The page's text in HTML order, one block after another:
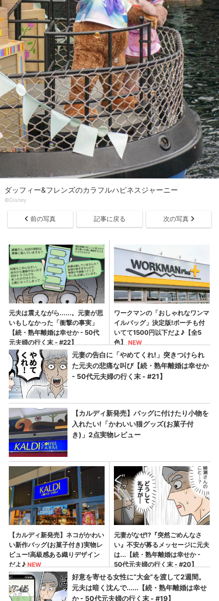
ダッフィー&フレンズのカラフルハピネスジャーニー
©Disney
前の写真 記事に戻る 次の写真